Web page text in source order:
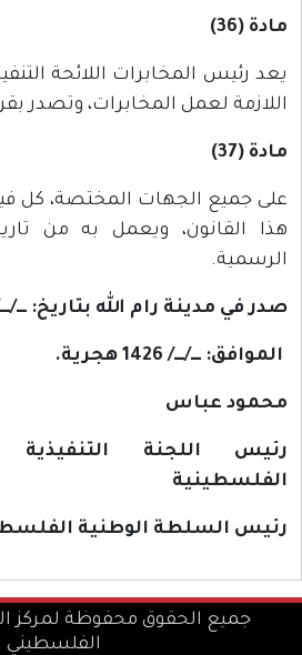
مادة (36)
يعد رئيس المخابرات اللائحة
اللازمة لعمل المخابرات، وتصدر
مادة (37)
على جميع الجهات المختصة، كل
هذا القانون، ويعمل به من
الرسمية.
صدر في مدينة رام الله بتاريخ: ـــ/ـــ/ 2005
الموافق: ـــ/ـــ/ 1426 هجرية.
محمود عباس
رئيس اللجنة التنفيذية
الفلسطينية
رئيس السلطة الوطنية
جميع الحقوق محفوظة لمركز
الفلسطيني